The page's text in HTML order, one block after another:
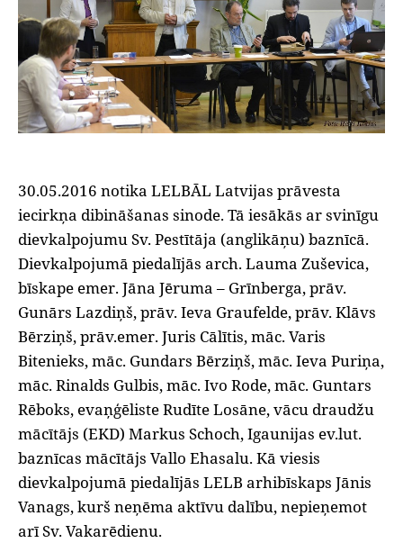
30.05.2016 notika LELBĀL Latvijas prāvesta
iecirkņa dibināšanas sinode. Tā iesākās ar svinīgu
dievkalpojumu Sv. Pestītāja (anglikāņu) baznīcā.
Dievkalpojumā piedalījās arch. Lauma Zuševica,
bīskape emer. Jāna Jēruma – Grīnberga, prāv.
Gunārs Lazdiņš, prāv. Ieva Graufelde, prāv. Klāvs
Bērziņš, prāv.emer. Juris Cālītis, māc. Varis
Bitenieks, māc. Gundars Bērziņš, māc. Ieva Puriņa,
māc. Rinalds Gulbis, māc. Ivo Rode, māc. Guntars
Rēboks, evaņģēliste Rudīte Losāne, vācu draudžu
mācītājs (EKD) Markus Schoch, Igaunijas ev.lut.
baznīcas mācītājs Vallo Ehasalu. Kā viesis
dievkalpojumā piedalījās LELB arhibīskaps Jānis
Vanags, kurš neņēma aktīvu dalību, nepieņemot
arī Sv. Vakarēdienu.